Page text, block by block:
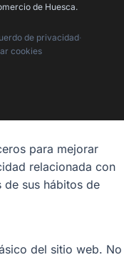
de Huesca.
de privacidad·
cookies
para mejorar
relacionada con
de sus hábitos de
del sitio web. No